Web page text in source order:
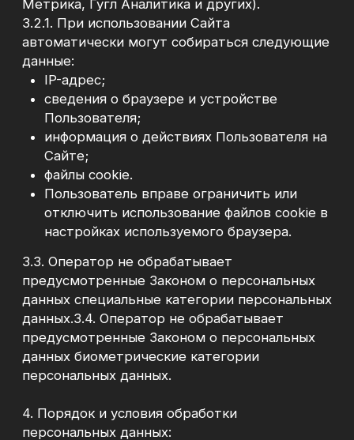
касающихся порядка обработки и защиты
персональных данных:
4.6.1. назначение Ответственного за
обеспечение безопасности персональных
данных;
4.6.2. определение перечня работников,
допущенных к работе с персональными
данными;
4.6.3. утверждение настоящей Политики
конфиденциальности, касающейся вопросов
обработки персональных данных,
обеспечения их безопасности;
4.6.4. применение правовых,
организационных и технических мер по
обеспечению безопасности персональных
данных, в частности:
персональных данных при их обработке в
данных;
- применение организационных и
технических мер по обеспечению
безопасности персональных данных при их
обработке в Информационной системе
персональных данных, необходимых для
выполнения требований к защите
персональных данных, исполнение которых
обеспечивает установленные
Правительством Российской Федерации
- применение прошедших в установленном